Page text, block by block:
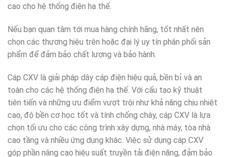
cao cho hệ thống điện hạ thế.​
Nếu bạn quan tâm tới mua hàng chính hãng, tốt nhất nên
chọn các thương hiệu trên hoặc đại lý uy tín phân phối sản
phẩm để đảm bảo chất lượng và bảo hành.
Cáp CXV là giải pháp dây cáp điện hiệu quả, bền bỉ và an
toàn cho các hệ thống điện hạ thế. Với cấu tạo kỹ thuật
tiên tiến và những ưu điểm vượt trội như khả năng chịu nhiệt
cao, độ bền cơ học tốt và tính chống cháy, cáp CXV là lựa
chọn tối ưu cho các công trình xây dựng, nhà máy, tòa nhà
cao tầng và nhiều ứng dụng khác. Việc sử dụng cáp CXV
góp phần nâng cao hiệu suất truyền tải điện năng, đảm bảo